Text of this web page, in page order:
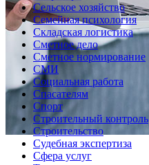
Сельское хозяйство
Семейная психология
Складская логистика
Сметное дело
Сметное нормирование
СМИ
Социальная работа
Спасателям
Спорт
Строительный контроль
Строительство
Судебная экспертиза
Сфера услуг